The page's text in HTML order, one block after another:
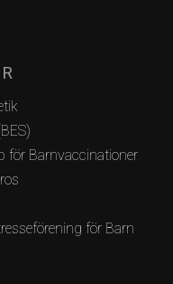
för Barnvaccinationer
för Barn